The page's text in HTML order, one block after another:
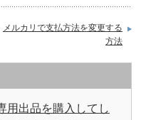
メルカリで支払方法を変更する
方法
用出品を購入してし